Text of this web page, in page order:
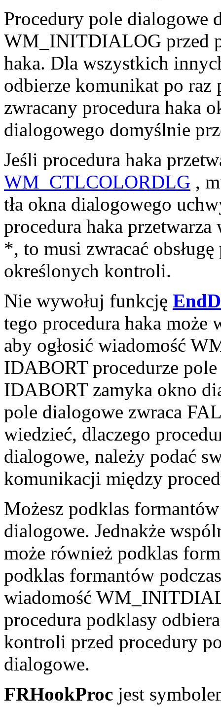
Procedury pole dialogowe
WM_INITDIALOG przed
haka. Dla wszystkich
odbierze komunikat po raz
zwracany procedura haka
dialogowego domyślnie
Jeśli procedura haka
WM_CTLCOLORDLG ,
tła okna dialogowego
procedura haka
*, to musi zwracać
określonych kontroli.
Nie wywołuj funkcję
tego procedura haka może
aby ogłosić wiadomość
IDABORT procedurze
IDABORT zamyka okno
pole dialogowe zwraca
wiedzieć, dlaczego
dialogowe, należy podać
komunikacji między
Możesz podklas
dialogowe. Jednakże
może również podklas
podklas formantów
wiadomość
procedura podklasy
kontroli przed procedury
dialogowe.
FRHookProc jest